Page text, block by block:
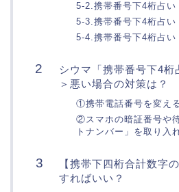
5-2.携帯番号下4桁占い
5-3.携帯番号下4桁占い
5-4.携帯番号下4桁占い
シウマ「携帯番号下4桁
＞悪い場合の対策は？
①携帯電話番号を変え
②スマホの暗証番号や
トナンバー」を取り入
【携帯下四桁合計数字
すればいい？